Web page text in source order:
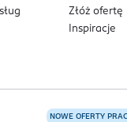
Złóż ofertę
Inspiracje
NOWE OFERTY